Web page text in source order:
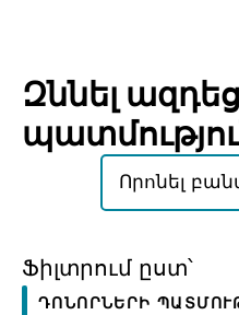
Զննել
Որոնել՝
Ֆիլտրում ըստ՝
ԴՈՆՈՐՆԵՐԻ